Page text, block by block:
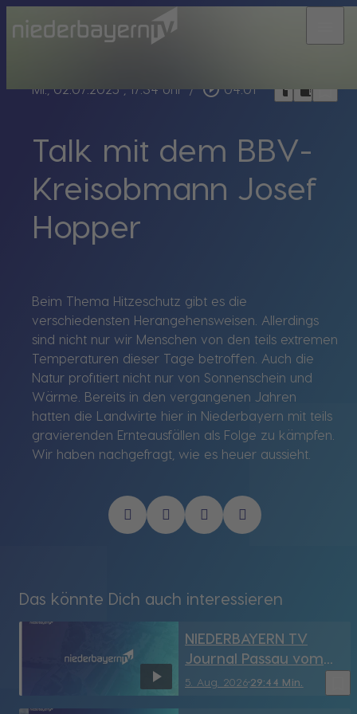
Mi., 02.07.2025, 17:34 Uhr / play_circle_outline 04:01 headphoneschrome_reader_mode bookmark_border
Talk mit dem BBV-
Kreisobmann Josef
Hopper
Beim Thema Hitzeschutz gibt es die
verschiedensten Herangehensweisen. Allerdings
sind nicht nur wir Menschen von den teils extremen
Temperaturen dieser Tage betroffen. Auch die
Natur profitiert nicht nur von Sonnenschein und
Wärme. Bereits in den vergangenen Jahren
hatten die Landwirte hier in Niederbayern mit teils
gravierenden Ernteausfällen als Folge zu kämpfen.
Wir haben nachgefragt, wie es heuer aussieht.
Das könnte Dich auch interessieren
5. Aug. 202629:44 Min.
NIEDERBAYERN TV
Journal Passau vom
5.08.2026